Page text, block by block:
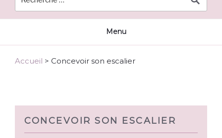
Menu
Accueil > Concevoir son escalier
CONCEVOIR SON ESCALIER